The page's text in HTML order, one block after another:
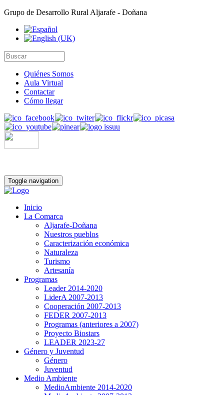
Grupo de Desarrollo Rural Aljarafe - Doñana
Quiénes Somos
Aula Virtual
Contactar
Cómo llegar
Toggle navigation
Inicio
La Comarca
Aljarafe-Doñana
Nuestros pueblos
Caracterización económica
Naturaleza
Turismo
Artesanía
Programas
Leader 2014-2020
LiderA 2007-2013
Cooperación 2007-2013
FEDER 2007-2013
Programas (anteriores a 2007)
Proyecto Biostars
LEADER 2023-27
Género y Juventud
Género
Juventud
Medio Ambiente
MedioAmbiente 2014-2020